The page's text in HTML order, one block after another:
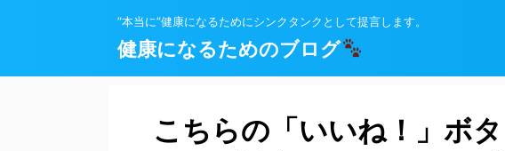
”本当に”健康になるためにシンクタンクとして提言します。
健康になるためのブログ
こちらの「いいね！」ボ